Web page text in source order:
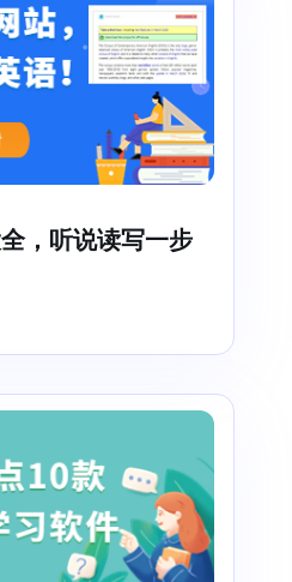
，听说读写一步